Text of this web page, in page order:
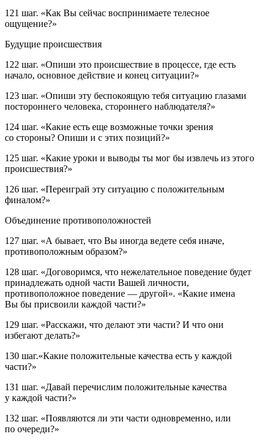
121 шаг. «Как Вы сейчас воспринимаете телесное
ощущение?»
Будущие происшествия
122 шаг. «Опиши это происшествие в процессе, где есть
начало, основное действие и конец ситуации?»
123 шаг. «Опиши эту беспокоящую тебя ситуацию глазами
постороннего человека, стороннего наблюдателя?»
124 шаг. «Какие есть еще возможные точки зрения
со стороны? Опиши и с этих позиций?»
125 шаг. «Какие уроки и выводы ты мог бы извлечь из этого
происшествия?»
126 шаг. «Переиграй эту ситуацию с положительным
финалом?»
Объединение противоположностей
127 шаг. «А бывает, что Вы иногда ведете себя иначе,
противоположным образом?»
128 шаг. «Договоримся, что нежелательное поведение будет
принадлежать одной части Вашей личности,
противоположное поведение — другой». «Какие имена
Вы бы присвоили каждой части?»
129 шаг. «Расскажи, что делают эти части? И что они
избегают делать?»
130 шаг.«Какие положительные качества есть у каждой
части?»
131 шаг. «Давай перечислим положительные качества
у каждой части?»
132 шаг. «Появляются ли эти части одновременно, или
по очереди?»